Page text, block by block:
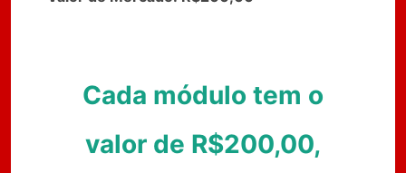
Cada módulo tem o
valor de R$200,00,